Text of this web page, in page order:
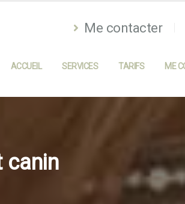
Me contacter
ACCUEIL SERVICES TARIFS ME
canin